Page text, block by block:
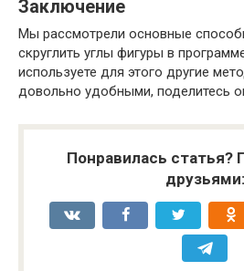
Заключение
Мы рассмотрели основные
скруглить углы фигуры в
используете для этого другие
довольно удобными, поделитесь
Понравилась статья?
друзьями: